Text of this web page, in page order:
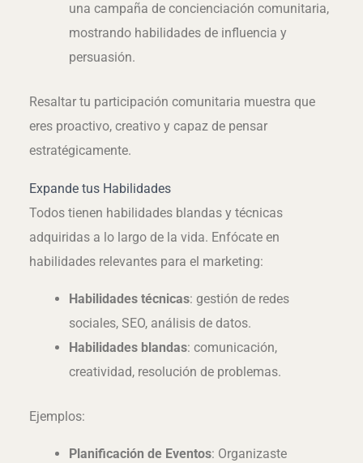
una campaña de concienciación comunitaria,
mostrando habilidades de influencia y
persuasión.
Resaltar tu participación comunitaria muestra que
eres proactivo, creativo y capaz de pensar
estratégicamente.
Expande tus Habilidades
Todos tienen habilidades blandas y técnicas
adquiridas a lo largo de la vida. Enfócate en
habilidades relevantes para el marketing:
Habilidades técnicas: gestión de redes
sociales, SEO, análisis de datos.
Habilidades blandas: comunicación,
creatividad, resolución de problemas.
Ejemplos:
Planificación de Eventos: Organizaste